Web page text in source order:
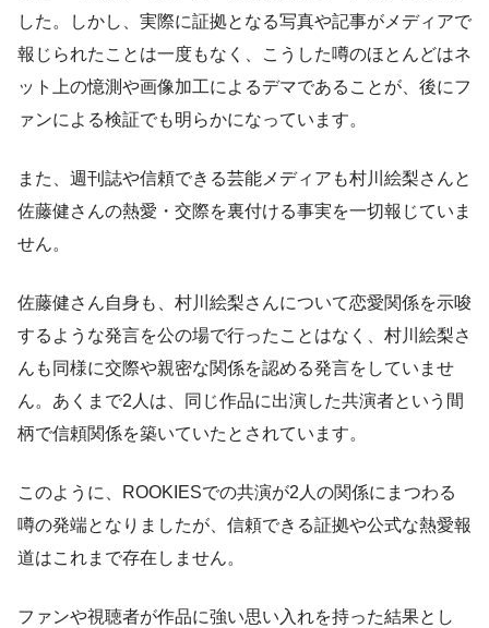
した。しかし、実際に証拠となる写真や記事がメディアで
報じられたことは一度もなく、こうした噂のほとんどはネ
ット上の憶測や画像加工によるデマであることが、後にフ
ァンによる検証でも明らかになっています。
また、週刊誌や信頼できる芸能メディアも村川絵梨さんと
佐藤健さんの熱愛・交際を裏付ける事実を一切報じていま
せん。
佐藤健さん自身も、村川絵梨さんについて恋愛関係を示唆
するような発言を公の場で行ったことはなく、村川絵梨さ
んも同様に交際や親密な関係を認める発言をしていませ
ん。あくまで2人は、同じ作品に出演した共演者という間
柄で信頼関係を築いていたとされています。
このように、ROOKIESでの共演が2人の関係にまつわる
噂の発端となりましたが、信頼できる証拠や公式な熱愛報
道はこれまで存在しません。
ファンや視聴者が作品に強い思い入れを持った結果とし